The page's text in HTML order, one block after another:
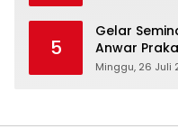
5
Gelar
Anwar
di Logung
Minggu, 26 Juli